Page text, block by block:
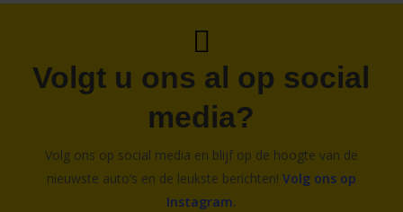
Volgt u ons al op social
media?
Volg ons op social media en blijf op de hoogte van de
nieuwste auto’s en de leukste berichten! Volg ons op
Instagram.